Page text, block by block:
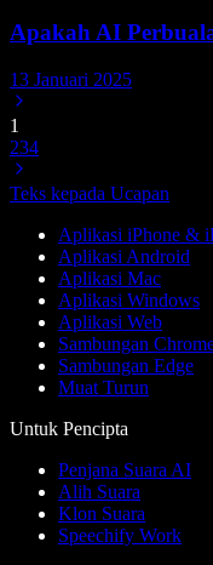
Apakah AI
13 Januari 2025
1
234
Teks kepada Ucapan
Aplikasi iPhone &
Aplikasi Android
Aplikasi Mac
Aplikasi Windows
Aplikasi Web
Sambungan
Sambungan Edge
Muat Turun
Untuk Pencipta
Penjana Suara AI
Alih Suara
Klon Suara
Speechify Work